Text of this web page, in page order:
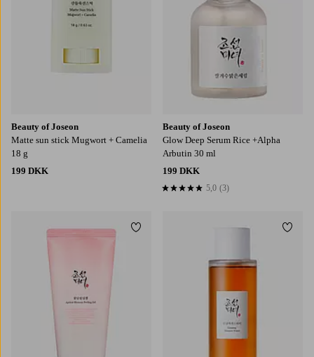
Beauty of Joseon
Matte sun stick Mugwort + Camelia
18 g
199 DKK
Beauty of Joseon
Glow Deep Serum Rice +Alpha
Arbutin 30 ml
199 DKK
5,0 baseret på 3 bedømmelser
5,0 (3)
Tilføj til favoritter